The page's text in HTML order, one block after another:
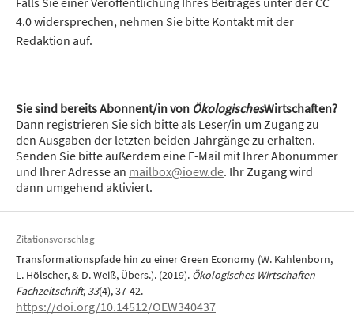
4.0 widersprechen, nehmen Sie bitte Kontakt mit der
Redaktion auf.
Sie sind bereits Abonnent/in von ÖkologischesWirtschaften?
Dann registrieren Sie sich bitte als Leser/in um Zugang zu
den Ausgaben der letzten beiden Jahrgänge zu erhalten.
Senden Sie bitte außerdem eine E-Mail mit Ihrer Abonummer
und Ihrer Adresse an mailbox@ioew.de. Ihr Zugang wird
dann umgehend aktiviert.
Zitationsvorschlag
Transformationspfade hin zu einer Green Economy (W. Kahlenborn,
L. Hölscher, & D. Weiß, Übers.). (2019). Ökologisches Wirtschaften -
Fachzeitschrift, 33(4), 37-42.
https://doi.org/10.14512/OEW340437